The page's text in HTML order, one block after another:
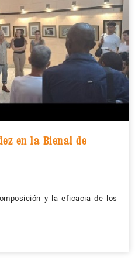
en la Bienal de
y la eficacia de los